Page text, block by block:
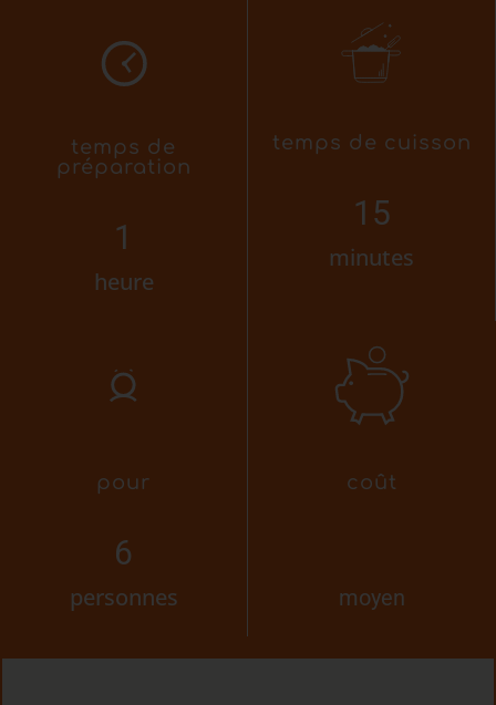
temps de
préparation
heure
1
temps de cuisson
minutes
15
pour
personnes
6
coût
moyen